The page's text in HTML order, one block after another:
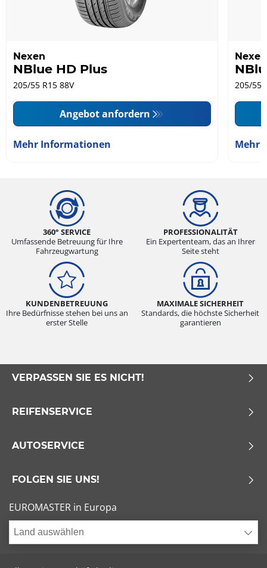
Nexen
NBlue HD Plus
205/55 R15 88V
Angebot anfordern
Mehr Informationen
Nexen
205/55
Mehr
360° SERVICE
Umfassende Betreuung für Ihre
Fahrzeugwartung
PROFESSIONALITÄT
Ein Expertenteam, das an Ihrer
Seite steht
KUNDENBETREUUNG
Ihre Bedürfnisse stehen bei uns an
erster Stelle
MAXIMALE SICHERHEIT
Standards, die höchste Sicherheit
garantieren
VERPASSEN SIE ES NICHT!
REIFENSERVICE
AUTOSERVICE
FOLGEN SIE UNS!
EUROMASTER in Europa
Land auswählen